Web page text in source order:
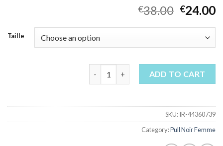
€38.00 €24.00
Taille
pull noir femme quantityADD TO CART
SKU:IR-44360739
Category:Pull Noir Femme